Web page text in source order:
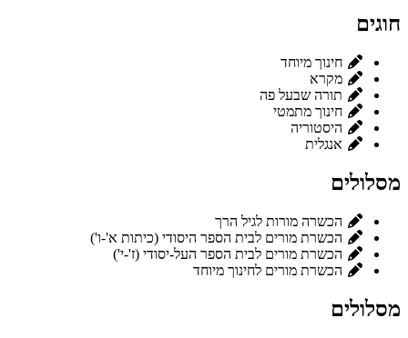
חוגים
חינוך מיוחד
מקרא
תורה שבעל פה
חינוך מתמטי
היסטוריה
אנגלית
מסלולים
הכשרה מורות לגיל הרך
הכשרת מורים לבית הספר היסודי (כיתות א'-ו')
הכשרת מורים לבית הספר העל-יסודי (ז'-י')
הכשרת מורים לחינוך מיוחד
מסלולים